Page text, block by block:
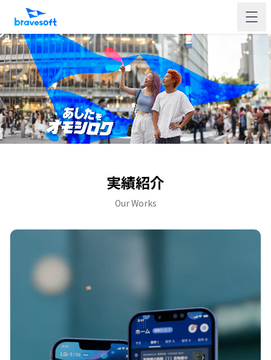
実績紹介
Our Works